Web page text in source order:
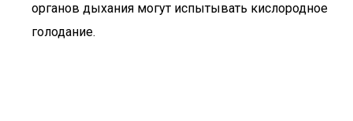
органов дыхания могут испытывать кислородное
голодание.